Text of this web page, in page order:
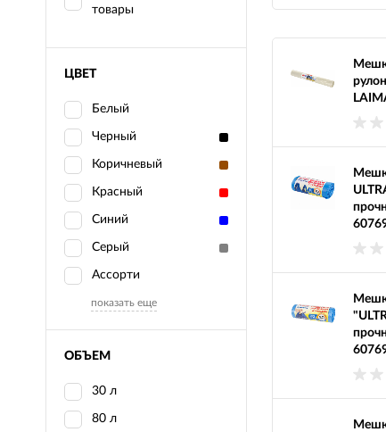
товары
ЦВЕТ
Белый
Черный
Коричневый
Красный
Синий
Серый
Ассорти
показать еще
ОБЪЕМ
30 л
80 л